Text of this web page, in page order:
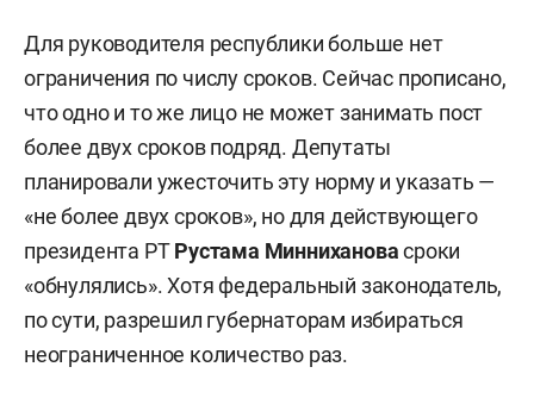
Для руководителя республики больше нет
ограничения по числу сроков. Сейчас прописано,
что одно и то же лицо не может занимать пост
более двух сроков подряд. Депутаты
планировали ужесточить эту норму и указать —
«не более двух сроков», но для действующего
президента РТРустама Миннихановасроки
«обнулялись». Хотя федеральный законодатель,
по сути, разрешил губернаторам избираться
неограниченное количество раз.